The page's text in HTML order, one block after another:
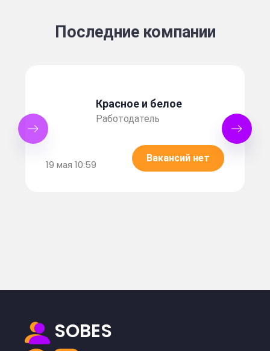
Последние компании
Красное и белое
Работодатель
19 мая 10:59 Вакансий нет
SOBES